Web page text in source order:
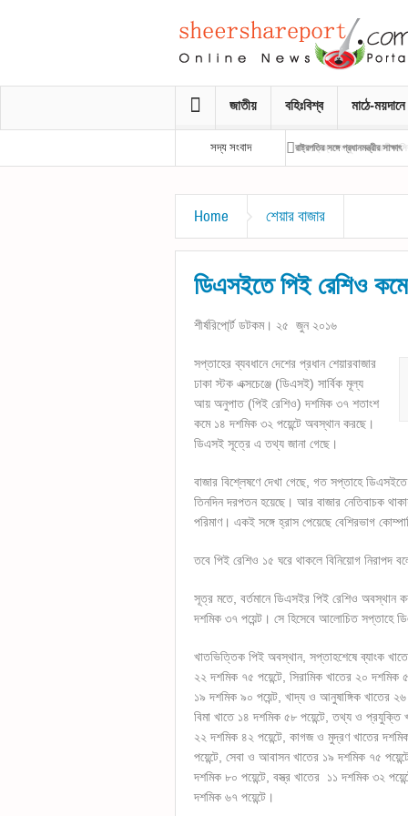
জাতীয় বহিঃবিশ্ব মাঠে-ময়দানে
সদ্য সংবাদ রাষ্ট্রপতির সঙ্গে প্রধানমন্ত্রীর সাক্ষাৎ
Home শেয়ার বাজার
ডিএসইতে পিই রেশিও
শীর্ষরিপো্র্ট ডটকম। ২৫ জুন ২০১৬
সপ্তাহের ব্যবধানে দেশের প্রধান শেয়ারবাজার
ঢাকা স্টক এক্সচেঞ্জে (ডিএসই) সার্বিক মূল্য
আয় অনুপাত (পিই রেশিও) দশমিক ৩৭ শতাংশ
কমে ১৪ দশমিক ৩২ পয়েন্টে অবস্থান করছে।
ডিএসই সূত্রে এ তথ্য জানা গেছে।
বাজার বিশ্লেষণে দেখা গেছে, গত সপ্তাহে ডিএসইতে
তিনদিন দরপতন হয়েছে। আর বাজার নেতিবাচক
পরিমাণ। একই সঙ্গে হ্রাস পেয়েছে বেশিরভাগ
তবে পিই রেশিও ১৫ ঘরে থাকলে বিনিয়োগ নিরাপদ
সূত্র মতে, বর্তমানে ডিএসইর পিই রেশিও অবস্থান
দশমিক ৩৭ পয়েন্ট। সে হিসেবে আলোচিত সপ্তাহে
খাতভিত্তিক পিই অবস্থান, সপ্তাহশেষে ব্যাংক
২২ দশমিক ৭৫ পয়েন্টে, সিরামিক খাতের ২০
১৯ দশমিক ৯০ পয়েন্ট, খাদ্য ও আনুষাঙ্গিক খাতের ২৬
বিমা খাতে ১৪ দশমিক ৫৮ পয়েন্টে, তথ্য ও প্রযুক্তি
২২ দশমিক ৪২ পয়েন্টে, কাগজ ও মুদ্রণ খাতের
পয়েন্টে, সেবা ও আবাসন খাতের ১৯ দশমিক ৭৫
দশমিক ৮০ পয়েন্টে, বস্ত্র খাতের ১১ দশমিক ৩২
দশমিক ৬৭ পয়েন্টে।